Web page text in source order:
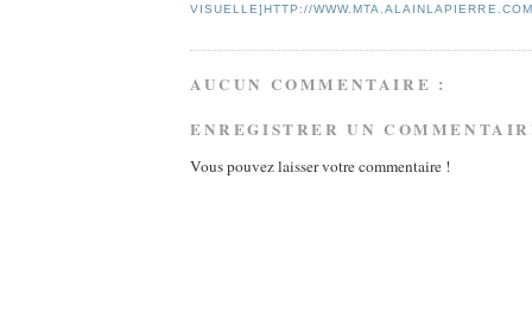
VISUELLE]HTTP://
AUCUN COMMENTAIRE :
ENREGISTRER UN
Vous pouvez laisser votre commentaire !